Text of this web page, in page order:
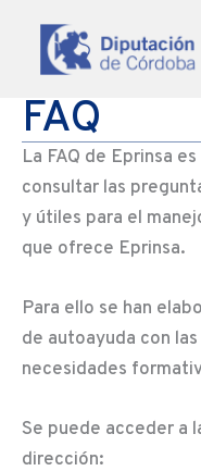
FAQ
La FAQ de Eprinsa
consultar las
y útiles para el
que ofrece Eprinsa.
Para ello se han
de autoayuda con
necesidades
Se puede acceder a
dirección: